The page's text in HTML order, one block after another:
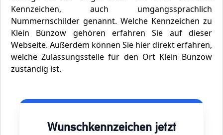
Kennzeichen, auch umgangssprachlich
Nummernschilder genannt. Welche Kennzeichen zu
Klein Bünzow gehören erfahren Sie auf dieser
Webseite. Außerdem können Sie hier direkt erfahren,
welche Zulassungsstelle für den Ort Klein Bünzow
zuständig ist.
Wunschkennzeichen jetzt